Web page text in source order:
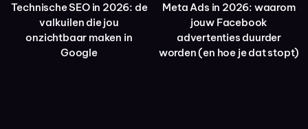
Technische SEO in 2026: de
valkuilen die jou
onzichtbaar maken in
Google
Meta Ads in 2026: waarom
jouw Facebook
advertenties duurder
worden (en hoe je dat stopt)